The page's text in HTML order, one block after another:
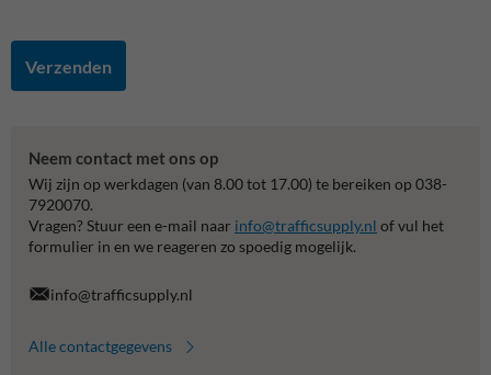
Verzenden
Neem contact met ons op
Wij zijn op werkdagen (van 8.00 tot 17.00) te bereiken op 038-
7920070.
Vragen? Stuur een e-mail naar info@trafficsupply.nl of vul het
formulier in en we reageren zo spoedig mogelijk.
info@trafficsupply.nl
Alle contactgegevens